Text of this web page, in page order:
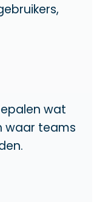
wat
waar teams